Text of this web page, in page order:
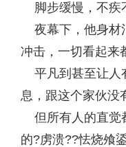
脚步缓慢，不疾
夜幕下，他身材
冲击，一切看起来
平凡到甚至让人
息，跟这个家伙没
但所有人的直觉
的?虏溃??怯烧飧